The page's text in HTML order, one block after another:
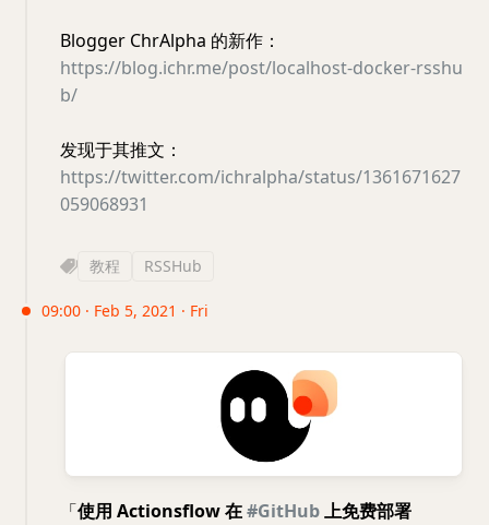
Blogger ChrAlpha 的新作：
https://blog.ichr.me/post/localhost-docker-rsshu
b/
发现于其推文：
https://twitter.com/ichralpha/status/1361671627
059068931
教程 RSSHub
09:00 · Feb 5, 2021 · Fri
「使用 Actionsflow 在#GitHub上免费部署